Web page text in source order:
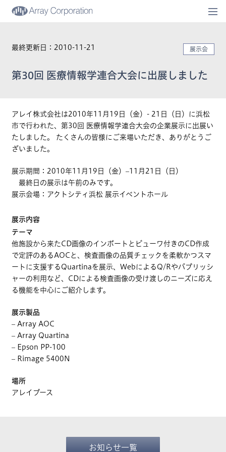
最終更新日：2010-11-21 展示会
第30回 医療情報学連合大会に出展しました
アレイ株式会社は2010年11月19日（金）- 21日（日）に浜松
市で行われた、第30回 医療情報学連合大会の企業展示に出展い
たしました。 たくさんの皆様にご来場いただき、ありがとうご
ざいました。
展示期間：2010年11月19日（金）–11月21日（日）
最終日の展示は午前のみです。
展示会場：アクトシティ浜松 展示イベントホール
展示内容
テーマ
他施設から来たCD画像のインポートとビューワ付きのCD作成
で定評のあるAOCと、検査画像の品質チェックを柔軟かつスマ
ートに支援するQuartinaを展示、WebによるQ/Rやパブリッシ
ャーの利用など、CDによる検査画像の受け渡しのニーズに応え
る機能を中心にご紹介します。
展示製品
– Array AOC
– Array Quartina
– Epson PP-100
– Rimage 5400N
場所
アレイブース
お知らせ一覧